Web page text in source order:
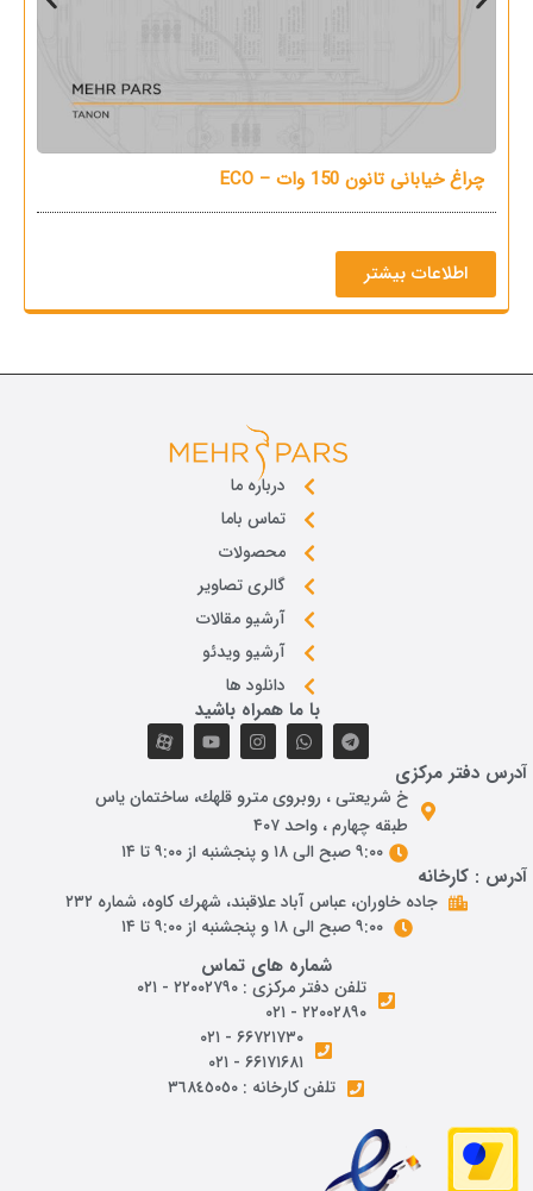
چراغ خیابانی تانون 150 وات – ECO
اطلاعات بیشتر
درباره ما
تماس باما
محصولات
گالری تصاویر
آرشیو مقالات
آرشیو ویدئو
دانلود ها
با ما همراه باشید
دفتر مرکزی
خ شريعتی ، روبروی مترو قلهك، ساختمان ياس
طبقه چهارم ، واحد ۴۰۷
۹:۰۰ صبح الی ۱۸ و پنجشنبه از ۹:۰۰ تا ۱۴
: کارخانه
جاده خاوران، عباس آباد علاقبند، شهرك كاوه، شماره ٢٣٢
۹:۰۰ صبح الی ۱۸ و پنجشنبه از ۹:۰۰ تا ۱۴
شماره های تماس
تلفن دفتر مرکزی : ۲۲۰۰۲۷۹۰ - ۰۲۱
۲۲۰۰۲۸۹۰ - ۰۲۱
۶۶۷۲۱۷۳۰ - ۰۲۱
۶۶۱۷۱۶۸۱ - ۰۲۱
تلفن کارخانه : ٣٦٨٤٥٠٥٠